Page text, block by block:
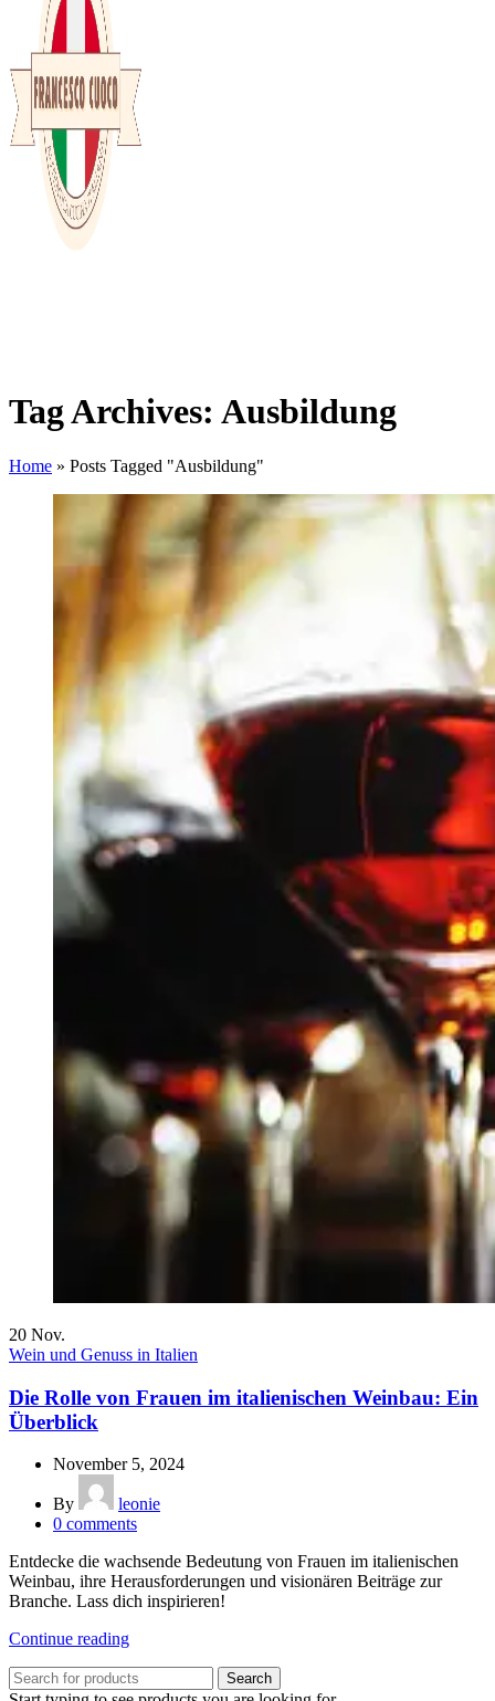
Tag Archives: Ausbildung
Home » Posts Tagged "Ausbildung"
20 Nov.
Wein und Genuss in Italien
Die Rolle von Frauen im italienischen Weinbau: Ein
Überblick
November 5, 2024
By
leonie
0 comments
Entdecke die wachsende Bedeutung von Frauen im italienischen
Weinbau, ihre Herausforderungen und visionären Beiträge zur
Branche. Lass dich inspirieren!
Continue reading
Search